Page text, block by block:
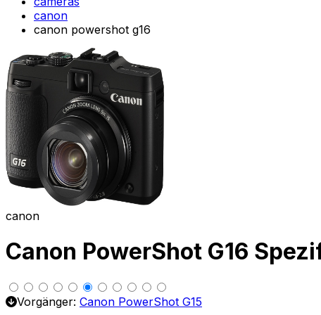
canon
canon powershot g16
canon
Canon PowerShot G16
Vorgänger: Canon PowerShot G15